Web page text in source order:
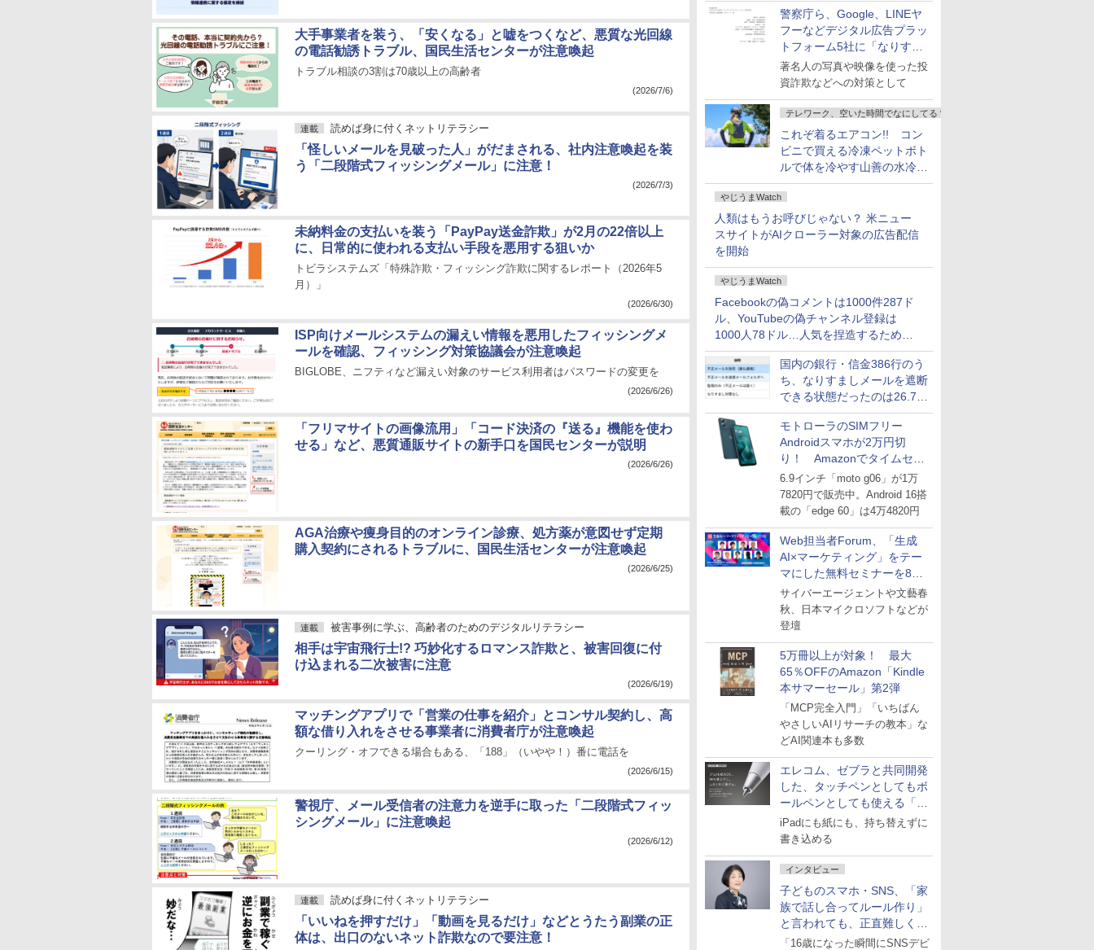
警察庁ら、Google、LINEヤ
フーなどデジタル広告プラッ
トフォーム5社に「なりすま
し詐欺広告」対策強化を要請
著名人の写真や映像を使った投
資詐欺などへの対策として
テレワーク、空いた時間でなにしてる？
これぞ着るエアコン!! コン
ビニで買える冷凍ペットボト
ルで体を冷やす山善の水冷ベ
ストがロードバイクにちょう
どいい【ぼっち・ざ・ろー
ど！その14】
やじうまWatch
人類はもうお呼びじゃない？ 米ニュー
スサイトがAIクローラー対象の広告配信
を開始
やじうまWatch
Facebookの偽コメントは1000件287ド
ル、YouTubeの偽チャンネル登録は
1000人78ドル…人気を捏造するための
価格リストが公開中
国内の銀行・信金386行のう
ち、なりすましメールを遮断
できる状態だったのは26.7％
にとどまる～GMOブランド
セキュリティ調査
モトローラのSIMフリー
Androidスマホが2万円切
り！ Amazonでタイムセー
ル
6.9インチ「moto g06」が1万
7820円で販売中。Android 16搭
載の「edge 60」は4万4820円
Web担当者Forum、「生成
AI×マーケティング」をテー
マにした無料セミナーを8月
27日にオンライン開催
サイバーエージェントや文藝春
秋、日本マイクロソフトなどが
登壇
5万冊以上が対象！ 最大
65％OFFのAmazon「Kindle
本サマーセール」第2弾
「MCP完全入門」「いちばん
やさしいAIリサーチの教本」な
どAI関連本も多数
エレコム、ゼブラと共同開発
した、タッチペンとしてもボ
ールペンとしても使える「ス
タイラスツーウェイ」発売
iPadにも紙にも、持ち替えずに
書き込める
インタビュー
子どものスマホ・SNS、「家
族で話し合ってルール作り」
と言われても、正直難しくな
いですか？
「16歳になった瞬間にSNSデビ
大手事業者を装う、「安くなる」と嘘をつくなど、悪質な光回線
の電話勧誘トラブル、国民生活センターが注意喚起
トラブル相談の3割は70歳以上の高齢者
(2026/7/6)
連載 読めば身に付くネットリテラシー
「怪しいメールを見破った人」がだまされる、社内注意喚起を装
う「二段階式フィッシングメール」に注意！
(2026/7/3)
未納料金の支払いを装う「PayPay送金詐欺」が2月の22倍以上
に、日常的に使われる支払い手段を悪用する狙いか
トビラシステムズ「特殊詐欺・フィッシング詐欺に関するレポート（2026年5
月）」
(2026/6/30)
ISP向けメールシステムの漏えい情報を悪用したフィッシングメ
ールを確認、フィッシング対策協議会が注意喚起
BIGLOBE、ニフティなど漏えい対象のサービス利用者はパスワードの変更を
(2026/6/26)
「フリマサイトの画像流用」「コード決済の『送る』機能を使わ
せる」など、悪質通販サイトの新手口を国民センターが説明
(2026/6/26)
AGA治療や痩身目的のオンライン診療、処方薬が意図せず定期
購入契約にされるトラブルに、国民生活センターが注意喚起
(2026/6/25)
連載 被害事例に学ぶ、高齢者のためのデジタルリテラシー
相手は宇宙飛行士!? 巧妙化するロマンス詐欺と、被害回復に付
け込まれる二次被害に注意
(2026/6/19)
マッチングアプリで「営業の仕事を紹介」とコンサル契約し、高
額な借り入れをさせる事業者に消費者庁が注意喚起
クーリング・オフできる場合もある、「188」（いやや！）番に電話を
(2026/6/15)
警視庁、メール受信者の注意力を逆手に取った「二段階式フィッ
シングメール」に注意喚起
(2026/6/12)
連載 読めば身に付くネットリテラシー
「いいねを押すだけ」「動画を見るだけ」などとうたう副業の正
体は、出口のないネット詐欺なので要注意！